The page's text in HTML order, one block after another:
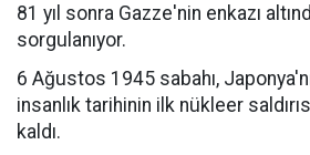
81 yıl sonra Gazze'nin enkazı
sorgulanıyor.
6 Ağustos 1945 sabahı,
insanlık tarihinin ilk nükleer
kaldı.